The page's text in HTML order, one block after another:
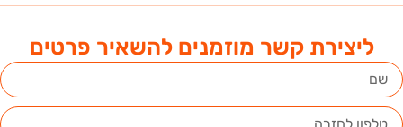
ליצירת קשר מוזמנים להשאיר פרטים